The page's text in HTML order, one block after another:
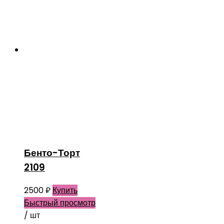
Бенто-Торт
2109
2500₽ Купить
Быстрый просмотр
/ шт